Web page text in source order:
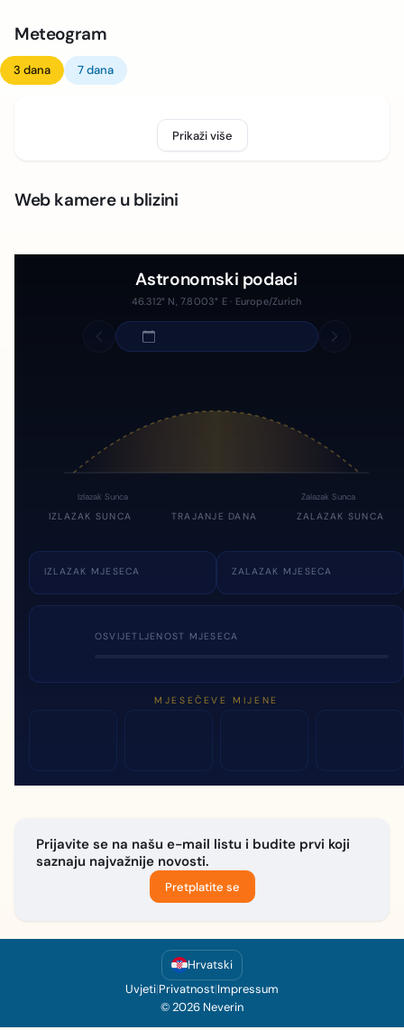
Meteogram
3 dana 7 dana
Prikaži više
Web kamere u blizini
Astronomski podaci
46.312° N, 7.8003° E · Europe/Zurich
Izlazak Sunca Zalazak Sunca
IZLAZAK SUNCA TRAJANJE DANA ZALAZAK SUNCA
IZLAZAK MJESECA ZALAZAK MJESECA
OSVIJETLJENOST MJESECA
MJESEČEVE MIJENE
Prijavite se na našu e-mail listu i budite prvi koji
saznaju najvažnije novosti.
Pretplatite se
Hrvatski
Uvjeti|Privatnost|Impressum
© 2026 Neverin